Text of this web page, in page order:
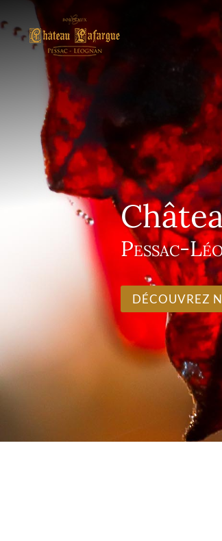
Pessac-
DÉCOUVREZ